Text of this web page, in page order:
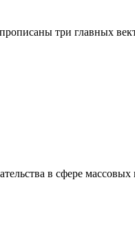
три главных
в сфере